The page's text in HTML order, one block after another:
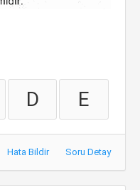
D E
Hata Bildir Soru Detay